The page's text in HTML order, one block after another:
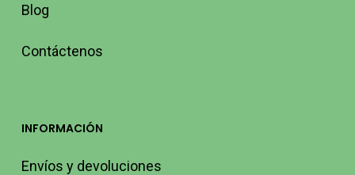
Blog
Contáctenos
INFORMACIÓN
Envíos y devoluciones